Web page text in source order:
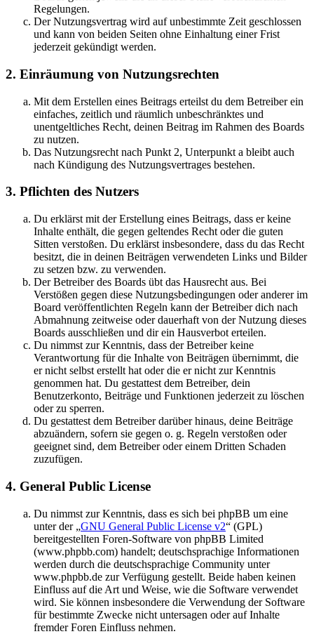
Regelungen.
Der Nutzungsvertrag wird auf unbestimmte Zeit geschlossen
und kann von beiden Seiten ohne Einhaltung einer Frist
jederzeit gekündigt werden.
2. Einräumung von Nutzungsrechten
Mit dem Erstellen eines Beitrags erteilst du dem Betreiber ein
einfaches, zeitlich und räumlich unbeschränktes und
unentgeltliches Recht, deinen Beitrag im Rahmen des Boards
zu nutzen.
Das Nutzungsrecht nach Punkt 2, Unterpunkt a bleibt auch
nach Kündigung des Nutzungsvertrages bestehen.
3. Pflichten des Nutzers
Du erklärst mit der Erstellung eines Beitrags, dass er keine
Inhalte enthält, die gegen geltendes Recht oder die guten
Sitten verstoßen. Du erklärst insbesondere, dass du das Recht
besitzt, die in deinen Beiträgen verwendeten Links und Bilder
zu setzen bzw. zu verwenden.
Der Betreiber des Boards übt das Hausrecht aus. Bei
Verstößen gegen diese Nutzungsbedingungen oder anderer im
Board veröffentlichten Regeln kann der Betreiber dich nach
Abmahnung zeitweise oder dauerhaft von der Nutzung dieses
Boards ausschließen und dir ein Hausverbot erteilen.
Du nimmst zur Kenntnis, dass der Betreiber keine
Verantwortung für die Inhalte von Beiträgen übernimmt, die
er nicht selbst erstellt hat oder die er nicht zur Kenntnis
genommen hat. Du gestattest dem Betreiber, dein
Benutzerkonto, Beiträge und Funktionen jederzeit zu löschen
oder zu sperren.
Du gestattest dem Betreiber darüber hinaus, deine Beiträge
abzuändern, sofern sie gegen o. g. Regeln verstoßen oder
geeignet sind, dem Betreiber oder einem Dritten Schaden
zuzufügen.
4. General Public License
Du nimmst zur Kenntnis, dass es sich bei phpBB um eine
unter der „GNU General Public License v2“ (GPL)
bereitgestellten Foren-Software von phpBB Limited
(www.phpbb.com) handelt; deutschsprachige Informationen
werden durch die deutschsprachige Community unter
www.phpbb.de zur Verfügung gestellt. Beide haben keinen
Einfluss auf die Art und Weise, wie die Software verwendet
wird. Sie können insbesondere die Verwendung der Software
für bestimmte Zwecke nicht untersagen oder auf Inhalte
fremder Foren Einfluss nehmen.